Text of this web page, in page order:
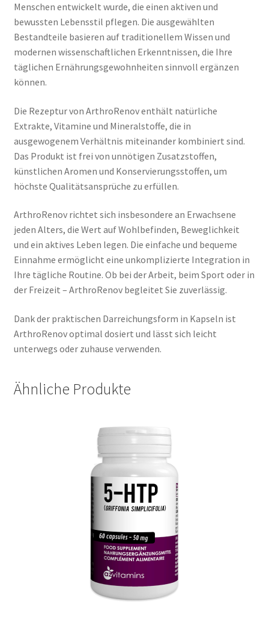
Menschen entwickelt wurde, die einen aktiven und
bewussten Lebensstil pflegen. Die ausgewählten
Bestandteile basieren auf traditionellem Wissen und
modernen wissenschaftlichen Erkenntnissen, die Ihre
täglichen Ernährungsgewohnheiten sinnvoll ergänzen
können.
Die Rezeptur von ArthroRenov enthält natürliche
Extrakte, Vitamine und Mineralstoffe, die in
ausgewogenem Verhältnis miteinander kombiniert sind.
Das Produkt ist frei von unnötigen Zusatzstoffen,
künstlichen Aromen und Konservierungsstoffen, um
höchste Qualitätsansprüche zu erfüllen.
ArthroRenov richtet sich insbesondere an Erwachsene
jeden Alters, die Wert auf Wohlbefinden, Beweglichkeit
und ein aktives Leben legen. Die einfache und bequeme
Einnahme ermöglicht eine unkomplizierte Integration in
Ihre tägliche Routine. Ob bei der Arbeit, beim Sport oder in
der Freizeit – ArthroRenov begleitet Sie zuverlässig.
Dank der praktischen Darreichungsform in Kapseln ist
ArthroRenov optimal dosiert und lässt sich leicht
unterwegs oder zuhause verwenden.
Ähnliche Produkte